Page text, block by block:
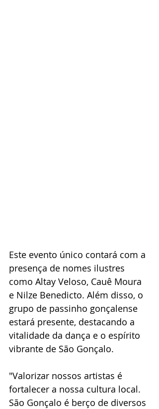
Este evento único contará com a
presença de nomes ilustres
como Altay Veloso, Cauê Moura
e Nilze Benedicto. Além disso, o
grupo de passinho gonçalense
estará presente, destacando a
vitalidade da dança e o espírito
vibrante de São Gonçalo.
"Valorizar nossos artistas é
fortalecer a nossa cultura local.
São Gonçalo é berço de diversos